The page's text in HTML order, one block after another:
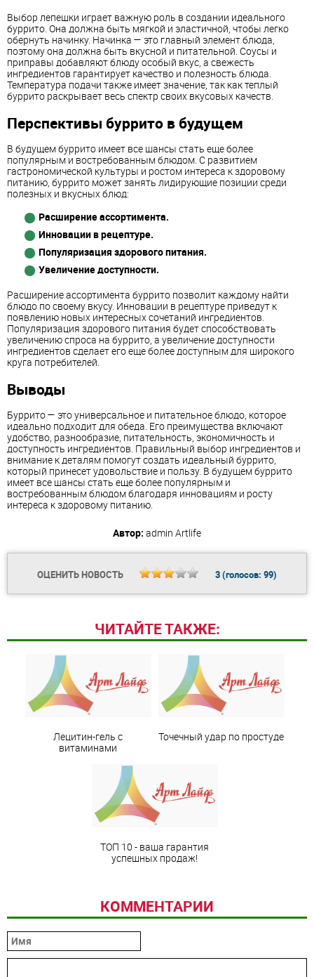
Выбор лепешки играет важную роль в создании идеального
буррито. Она должна быть мягкой и эластичной, чтобы легко
обернуть начинку. Начинка — это главный элемент блюда,
поэтому она должна быть вкусной и питательной. Соусы и
приправы добавляют блюду особый вкус, а свежесть
ингредиентов гарантирует качество и полезность блюда.
Температура подачи также имеет значение, так как теплый
буррито раскрывает весь спектр своих вкусовых качеств.
Перспективы буррито в будущем
В будущем буррито имеет все шансы стать еще более
популярным и востребованным блюдом. С развитием
гастрономической культуры и ростом интереса к здоровому
питанию, буррито может занять лидирующие позиции среди
полезных и вкусных блюд:
Расширение ассортимента.
Инновации в рецептуре.
Популяризация здорового питания.
Увеличение доступности.
Расширение ассортимента буррито позволит каждому найти
блюдо по своему вкусу. Инновации в рецептуре приведут к
появлению новых интересных сочетаний ингредиентов.
Популяризация здорового питания будет способствовать
увеличению спроса на буррито, а увеличение доступности
ингредиентов сделает его еще более доступным для широкого
круга потребителей.
Выводы
Буррито — это универсальное и питательное блюдо, которое
идеально подходит для обеда. Его преимущества включают
удобство, разнообразие, питательность, экономичность и
доступность ингредиентов. Правильный выбор ингредиентов и
внимание к деталям помогут создать идеальный буррито,
который принесет удовольствие и пользу. В будущем буррито
имеет все шансы стать еще более популярным и
востребованным блюдом благодаря инновациям и росту
интереса к здоровому питанию.
Автор: admin Artlife
ОЦЕНИТЬ НОВОСТЬ 3(голосов: 99)
ЧИТАЙТЕ ТАКЖЕ:
Лецитин-гель с
витаминами
Точечный удар по простуде
ТОП 10 - ваша гарантия
успешных продаж!
КОММЕНТАРИИ